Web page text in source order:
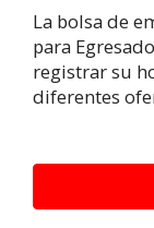
La bolsa de
para
registrar su
diferentes